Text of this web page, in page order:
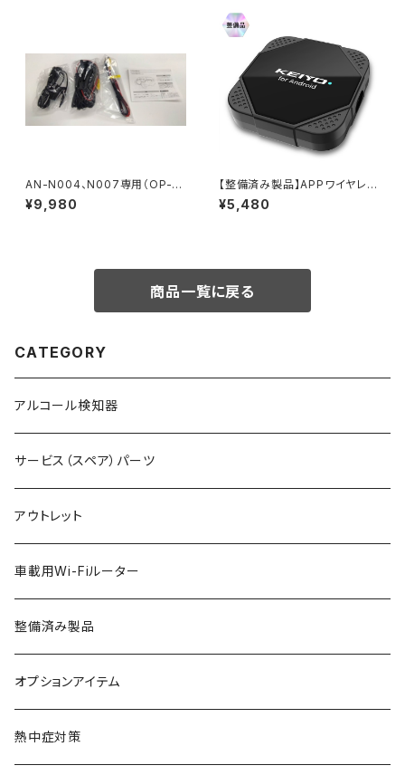
AN-N004、N007専用（OP-0
81CMR）
¥9,980
【整備済み製品】APPワイヤレス
for Android AN-S128a ※返
品不可
¥5,480
商品一覧に戻る
CATEGORY
アルコール検知器
サービス（スペア）パーツ
アウトレット
車載用Wi-Fiルーター
整備済み製品
オプションアイテム
熱中症対策